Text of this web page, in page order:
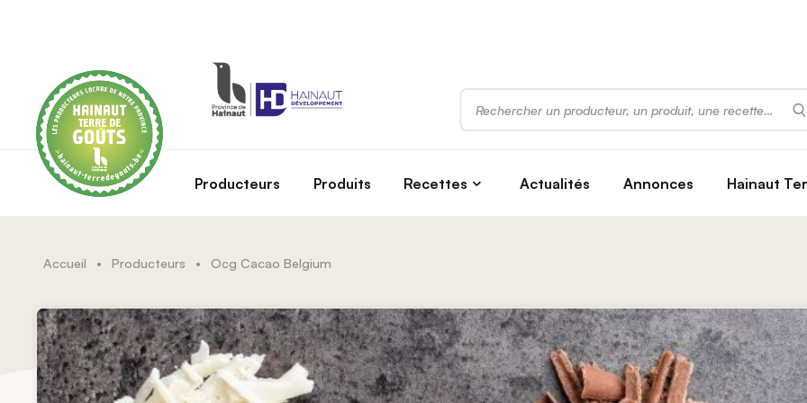
Rechercher
Producteurs Produits Recettes Actualités Annonces Hainaut
Accueil • Producteurs • Ocg Cacao Belgium